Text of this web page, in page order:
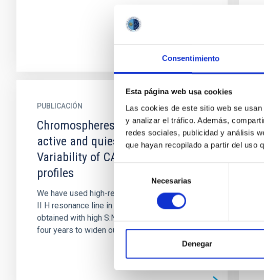
Consentimiento
Esta página web usa cookies
Las cookies de este sitio web se
y analizar el tráfico. Además,
redes sociales, publicidad y análisis
que hayan recopilado a partir del uso
consentimiento
Necesarias
Denegar
PUBLICACIÓN
Chromospheres of late-type
active and quiescent dwarfs. III -
Variability of CA II H emission
profiles
We have used high-resolution spectra of the Ca
II H resonance line in late-type dwarfs,
obtained with high S:N ratios, over a period of
four years to widen our...